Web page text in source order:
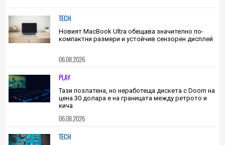
TECH
Новият MacBook Ultra обещава значително по-
компактни размери и устойчив сензорен дисплей
06.08.2026
PLAY
Тази позлатена, но неработеща дискета с Doom на
цена 30 долара е на границата между ретрото и
кича
06.08.2026
TECH